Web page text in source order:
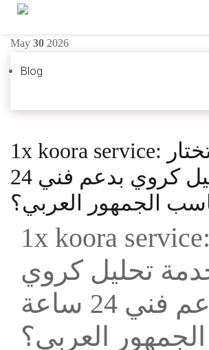
May 30 2026
Blog
1x koora service: كيف تختار
خدمة تحليل كروي بدعم فني 24
الجمهور العربي؟
1x koora service: كيف
تحليل كروي
بدعم فني 24 ساعة
العربي؟